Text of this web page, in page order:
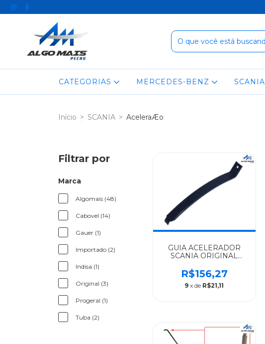
CATEGORIAS MERCEDES-BENZ SCANIA
Início > SCANIA > AceleraÆo
Filtrar por
Marca
Algomais (48)
Cabovel (14)
Gauer (1)
Importado (2)
Indisa (1)
Original (3)
Progeral (1)
Tuba (2)
GUIA ACELERADOR
SCANIA ORIGINAL
R$156,27
9 x de R$21,11